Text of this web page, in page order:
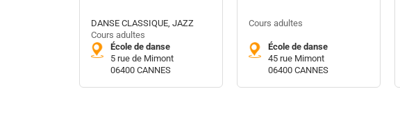
DANSE CLASSIQUE, JAZZ
Cours adultes
École de danse
5 rue de Mimont
06400 CANNES
Cours adultes
École de danse
45 rue Mimont
06400 CANNES